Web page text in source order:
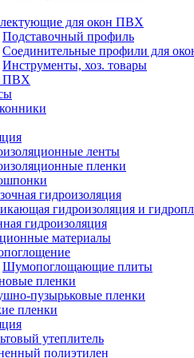
для окон ПВХ
Подставочный профиль
Соединительные профили для
Инструменты, хоз. товары
ПВХ
ленты
пленки
гидроизоляция
гидроизоляция и
гидроизоляция
материалы
Шумопоглощающие плиты
пленки
пузырьковые пленки
пленки
утеплитель
полиэтилен